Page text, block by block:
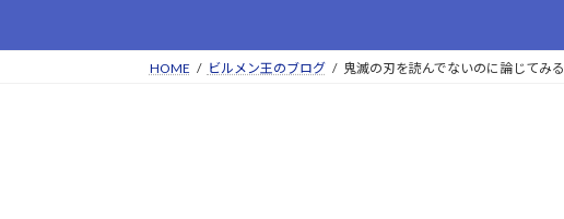
HOME ビルメン王のブログ 鬼滅の刃を読んでないのに論じてみる